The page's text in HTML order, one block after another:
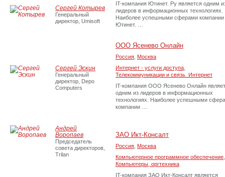
IT-компания Ютинет. Ру является одним
лидеров в информационных технологиях.
Наиболее успешными сферами компании
Ютинет. …
ООО Ясенево Онлайн
Россия Москва
Интернет - услуги доступа
Телекоммуникации и связь. Интернет
IT-компания ООО Ясенево Онлайн
одним из лидеров в информационных
технологиях. Наиболее успешными
компании …
ЗАО Икт-Консалт
Россия Москва
Компьютерное программное обеспечение
Компьютеры, оргтехника
IT-компания ЗАО Икт-Консалт является
Сергей Котырев
Генеральный
директор, Umisoft
Сергей Эскин
Генеральный
директор, Depo
Computers
Андрей
Воропаев
Председатель
совета директоров,
Trilan